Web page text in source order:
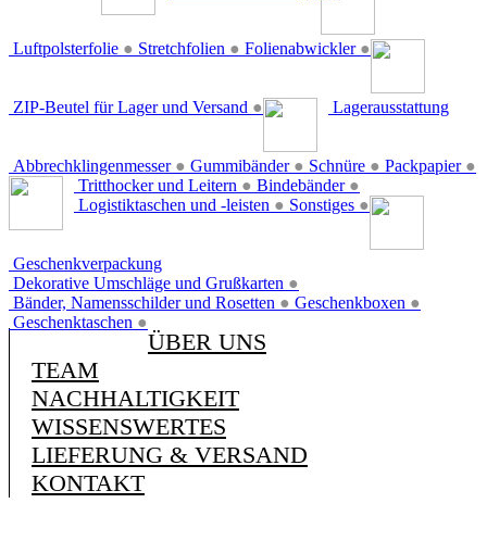
Luftpolsterfolie ● Stretchfolien ● Folienabwickler ●
ZIP-Beutel für Lager und Versand ●
Abbrechklingenmesser ● Gummibänder ● Schnüre ● Packpapier ●
Lagerausstattung
Tritthocker und Leitern ● Bindebänder ●
Logistiktaschen und -leisten ● Sonstiges ●
Geschenkverpackung
Dekorative Umschläge und Grußkarten ●
Bänder, Namensschilder und Rosetten ● Geschenkboxen ●
Geschenktaschen ●
ÜBER UNS
TEAM
NACHHALTIGKEIT
WISSENSWERTES
LIEFERUNG & VERSAND
KONTAKT